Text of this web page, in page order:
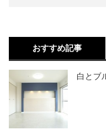
おすすめ記事
白とブ